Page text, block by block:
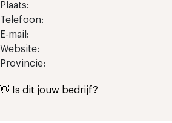
Plaats:
Telefoon:
E-mail:
Website:
Provincie:
👋 Is dit jouw bedrijf?